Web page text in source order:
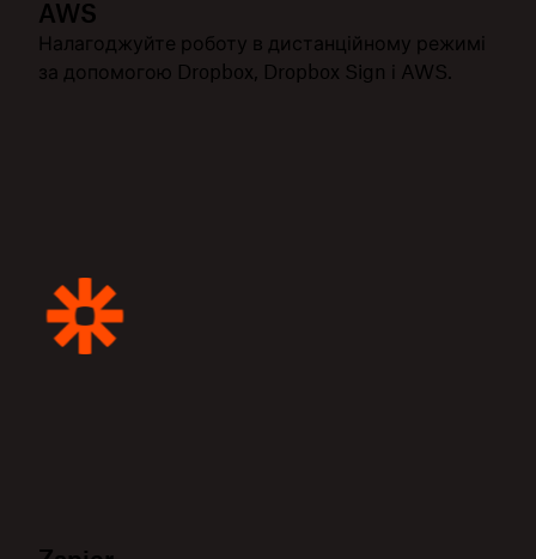
AWS
Налагоджуйте роботу в дистанційному режимі
за допомогою Dropbox, Dropbox Sign і AWS.